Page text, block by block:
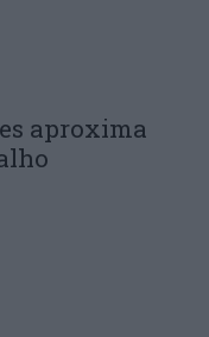
aproxima